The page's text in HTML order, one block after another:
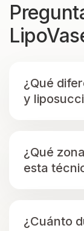
¿Qué
y
¿Qué
esta
¿Cuánto